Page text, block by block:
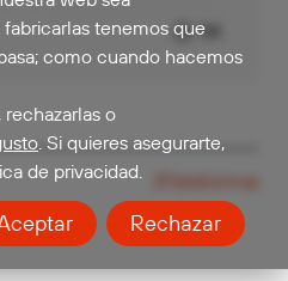
114
/Plataformas
fabricarlas tenemos que
como cuando hacemos
o
. Si quieres asegurarte,
de privacidad.
Rechazar